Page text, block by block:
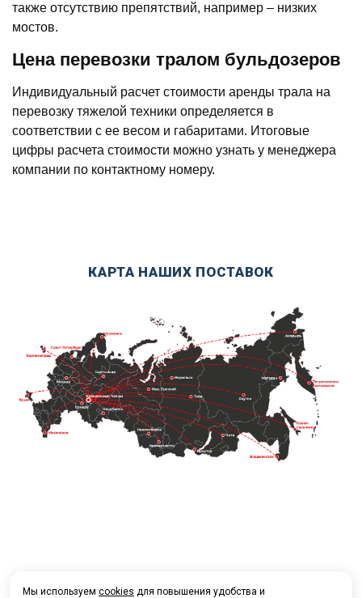
также отсутствию препятствий, например – низких
мостов.
Цена перевозки тралом бульдозеров
Индивидуальный расчет стоимости аренды трала на
перевозку тяжелой техники определяется в
соответствии с ее весом и габаритами. Итоговые
цифры расчета стоимости можно узнать у менеджера
компании по контактному номеру.
КАРТА НАШИХ ПОСТАВОК
Мы используем cookies для повышения удобства и